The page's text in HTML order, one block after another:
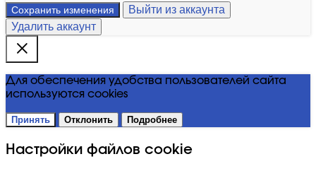
Сохранить изменения
Выйти из аккаунта
Удалить аккаунт
Для обеспечения удобства пользователей сайта
используются cookies
Принять Отклонить Подробнее
Настройки файлов cookie